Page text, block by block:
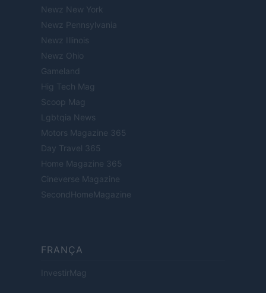
Newz New York
Newz Pennsylvania
Newz Illinois
Newz Ohio
Gameland
Hig Tech Mag
Scoop Mag
Lgbtqia News
Motors Magazine 365
Day Travel 365
Home Magazine 365
Cineverse Magazine
SecondHomeMagazine
FRANÇA
InvestirMag